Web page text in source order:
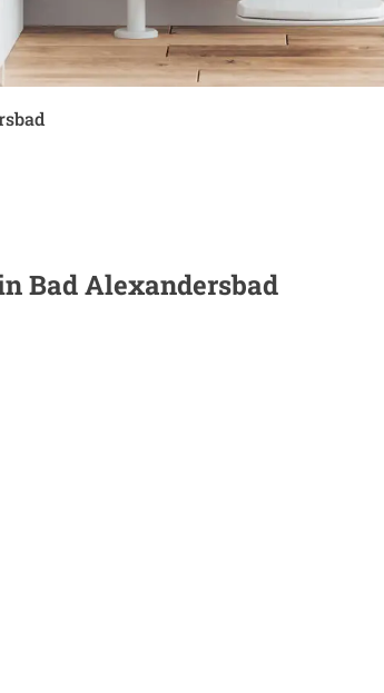
Bad Alexandersbad